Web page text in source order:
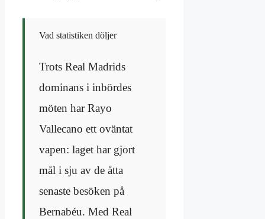
Vad statistiken döljer
Trots Real Madrids
dominans i inbördes
möten har Rayo
Vallecano ett oväntat
vapen: laget har gjort
mål i sju av de åtta
senaste besöken på
Bernabéu. Med Real